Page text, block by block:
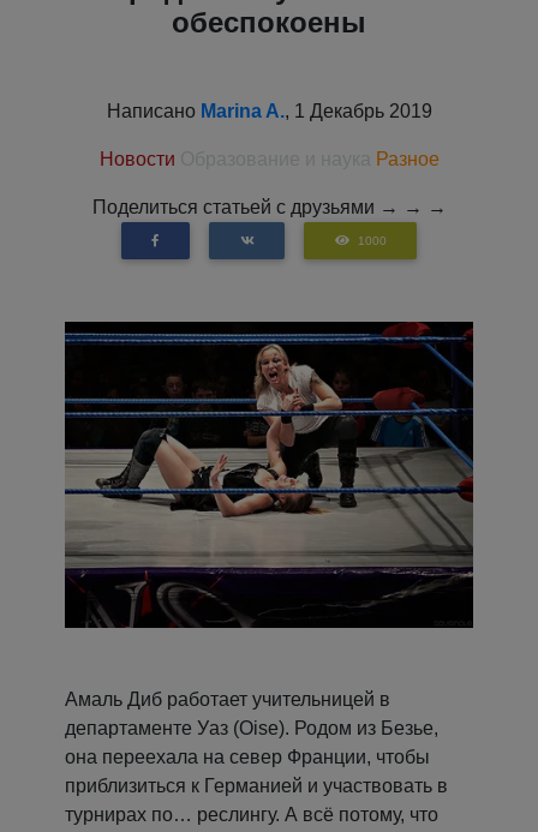
обеспокоены
Написано Marina A., 1 Декабрь 2019
Новости Разное
Поделиться статьей с друзьями → → →
1000
Амаль Диб работает учительницей в
департаменте Уаз (Oise). Родом из Безье,
она переехала на север Франции, чтобы
приблизиться к Германией и участвовать в
турнирах по… реслингу. А всё потому, что